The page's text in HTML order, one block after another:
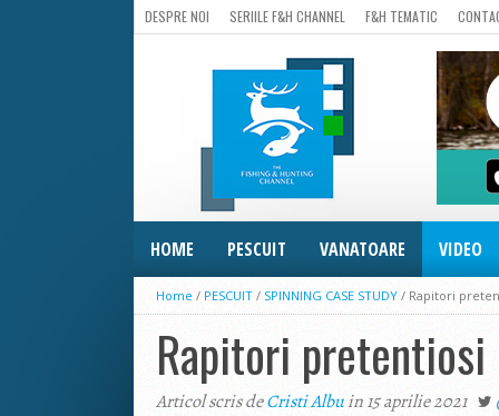
DESPRE NOI SERIILE F&H CHANNEL F&H TEMATIC
HOME PESCUIT VANATOARE VIDEO
Home / PESCUIT / SPINNING CASE STUDY / Rapitori
Rapitori pretentiosi
Articol scris deCristi Albuin 15 aprilie 2021